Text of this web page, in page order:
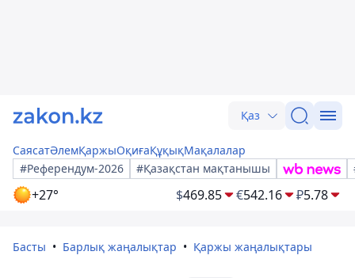
Қаз
СаясатӘлемҚаржыОқиғаҚұқықМақалалар
#Референдум-2026
#Қазақстан мақтанышы
+27° $469.85 €542.16 ₽5.78
Басты Барлық жаңалықтар Қаржы жаңалықтары